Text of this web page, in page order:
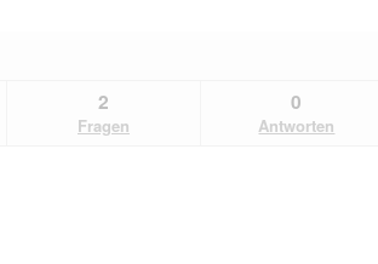
2
Fragen
0
Antworten